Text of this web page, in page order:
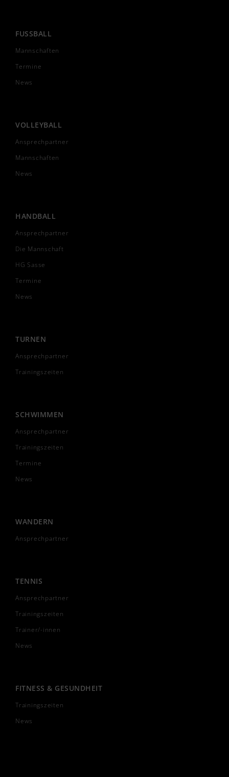
FUSSBALL
Mannschaften
Termine
News
VOLLEYBALL
Ansprechpartner
Mannschaften
News
HANDBALL
Ansprechpartner
Die Mannschaft
HG Sasse
Termine
News
TURNEN
Ansprechpartner
Trainingszeiten
SCHWIMMEN
Ansprechpartner
Trainingszeiten
Termine
News
WANDERN
Ansprechpartner
TENNIS
Ansprechpartner
Trainingszeiten
Trainer/-innen
News
FITNESS & GESUNDHEIT
Trainingszeiten
News